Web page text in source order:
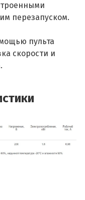
перезапуском.
пульта
скорости и